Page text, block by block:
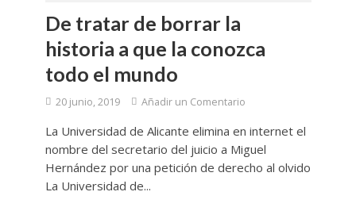
De tratar de borrar la
historia a que la conozca
todo el mundo
20 junio, 2019 Añadir un Comentario
La Universidad de Alicante elimina en internet el
nombre del secretario del juicio a Miguel
Hernández por una petición de derecho al olvido
La Universidad de...